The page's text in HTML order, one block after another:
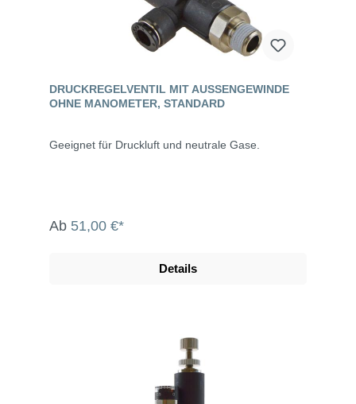
DRUCKREGELVENTIL MIT AUSSENGEWINDE O
HNE MANOMETER, STANDARD
Geeignet für Druckluft und neutrale Gase.
Ab 51,00 €*
Details